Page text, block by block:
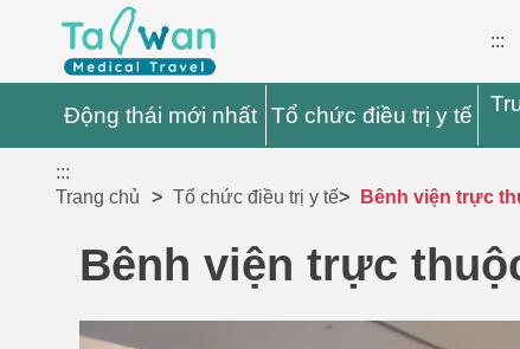
:::
Động thái mới nhất Tổ chức điều trị y tế
:::
Trang chủ
Tổ chức điều trị y tế Bênh viện trực
Bênh viện trực